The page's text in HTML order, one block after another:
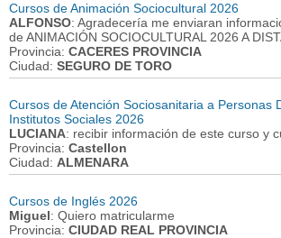
Cursos de Animación Sociocultural 2026
ALFONSO: Agradecería me enviaran
de ANIMACIÓN SOCIOCULTURAL 2026 A
Provincia: CACERES PROVINCIA
Ciudad: SEGURO DE TORO
Cursos de Atención Sociosanitaria a Personas
Institutos Sociales 2026
LUCIANA: recibir información de este curso y
Provincia: Castellon
Ciudad: ALMENARA
Cursos de Inglés 2026
Miguel: Quiero matricularme
Provincia: CIUDAD REAL PROVINCIA